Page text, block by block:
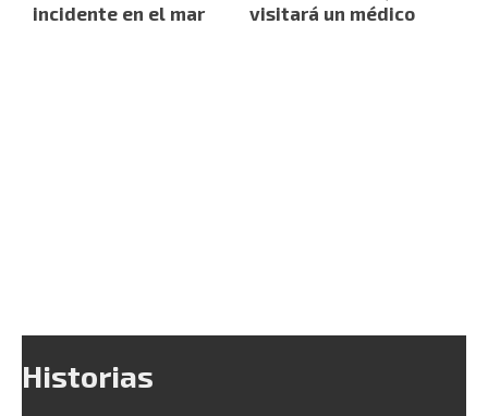
incidente en el mar
visitará un médico
Historias